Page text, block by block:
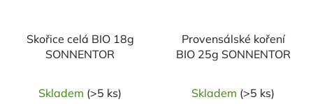
Skořice celá BIO 18g
SONNENTOR
Skladem (>5 ks)
Provensálské koření
BIO 25g SONNENTOR
Skladem (>5 ks)